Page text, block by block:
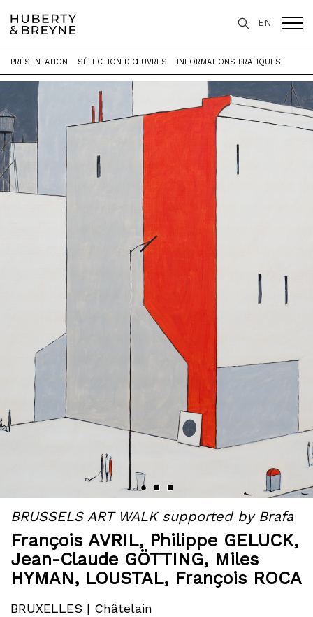
EN
Accueil > Expositions > BRUSSELS ART WALK supported by Brafa
BRUSSELS ART WALK supported by Brafa
François AVRIL, Philippe GELUCK,
Jean-Claude GÖTTING, Miles
HYMAN, LOUSTAL, François ROCA
BRUXELLES | Châtelain
PRÉSENTATION SÉLECTION D'ŒUVRES INFORMATIONS PRATIQUES